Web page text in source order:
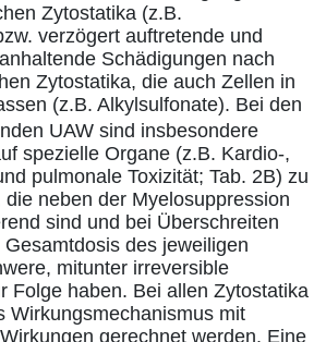
Zytostatika (z.B.
verzögert auftretende und
Schädigungen nach
Zytostatika, die auch Zellen in
(z.B. Alkylsulfonate). Bei den
UAW sind insbesondere
spezielle Organe (z.B. Kardio-,
pulmonale Toxizität; Tab. 2B) zu
neben der Myelosuppression
sind und bei Überschreiten
des jeweiligen
mitunter irreversible
Folge haben. Bei allen Zytostatika
Wirkungsmechanismus mit
gerechnet werden. Eine